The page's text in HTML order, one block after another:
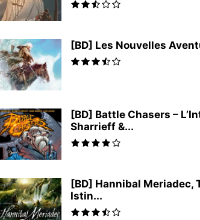
[BD] Les Nouvelles
[BD] Battle Chasers –
Sharrieff &...
[BD] Hannibal Meriadec,
Istin...